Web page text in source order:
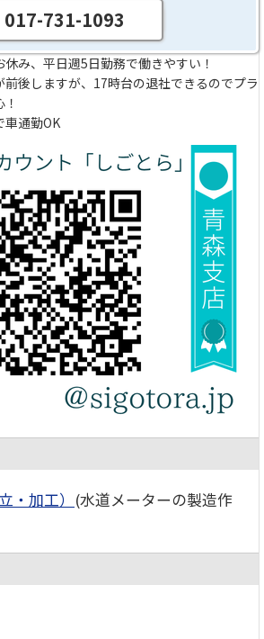
017-731-1093
み、平日週5日勤務で働きやすい！
前後しますが、17時台の退社できるのでプラ
車通勤OK
・加工） (水道メーターの製造作